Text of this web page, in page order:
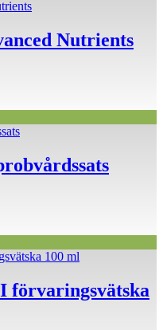
Nutrients
förvaringsvätska